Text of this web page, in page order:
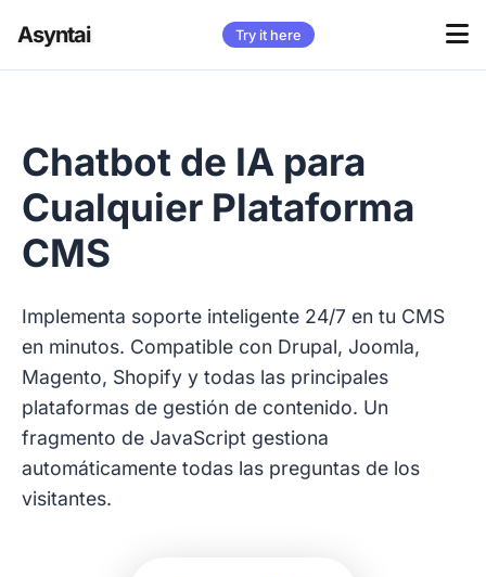
Asyntai Try it here
Chatbot de IA para
Cualquier Plataforma
CMS
Implementa soporte inteligente 24/7 en tu CMS
en minutos. Compatible con Drupal, Joomla,
Magento, Shopify y todas las principales
plataformas de gestión de contenido. Un
fragmento de JavaScript gestiona
automáticamente todas las preguntas de los
visitantes.